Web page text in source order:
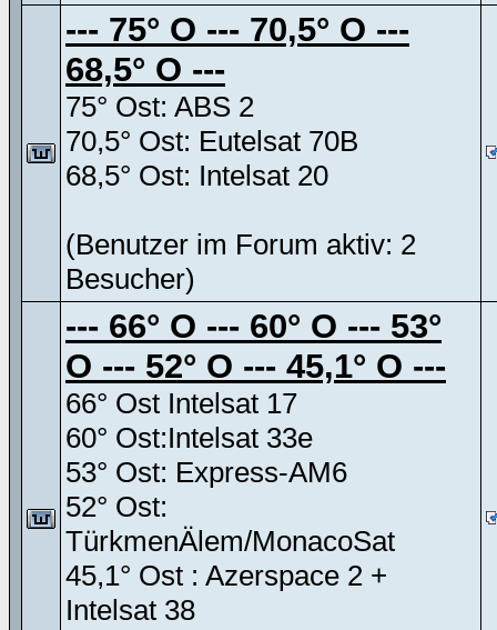
--- 75° O --- 70,5° O ---
68,5° O ---
75° Ost: ABS 2
70,5° Ost: Eutelsat 70B
68,5° Ost: Intelsat 20
(Benutzer im Forum aktiv: 2
Besucher)
--- 66° O --- 60° O --- 53°
O --- 52° O --- 45,1° O ---
66° Ost Intelsat 17
60° Ost:Intelsat 33e
53° Ost: Express-AM6
52° Ost:
TürkmenÄlem/MonacoSat
45,1° Ost : Azerspace 2 +
Intelsat 38